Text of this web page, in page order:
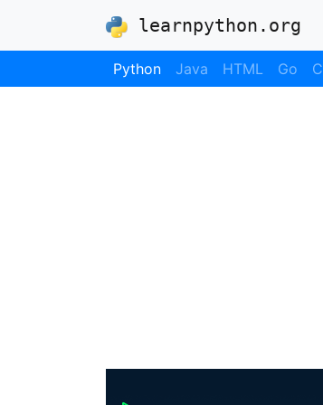
learnpython.org
Python Java HTML Go C